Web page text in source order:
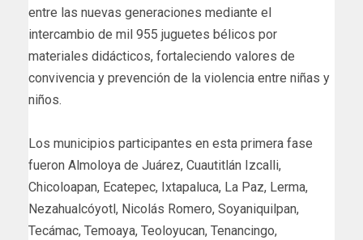
entre las nuevas generaciones mediante el
intercambio de mil 955 juguetes bélicos por
materiales didácticos, fortaleciendo valores de
convivencia y prevención de la violencia entre niñas y
niños.
Los municipios participantes en esta primera fase
fueron Almoloya de Juárez, Cuautitlán Izcalli,
Chicoloapan, Ecatepec, Ixtapaluca, La Paz, Lerma,
Nezahualcóyotl, Nicolás Romero, Soyaniquilpan,
Tecámac, Temoaya, Teoloyucan, Tenancingo,